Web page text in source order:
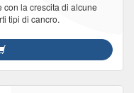
con la crescita di alcune
tipi di cancro.